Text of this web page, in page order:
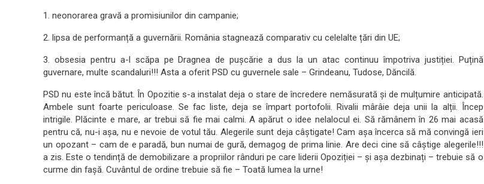
1. neonorarea gravă a promisiunilor din campanie;
2. lipsa de performanță a guvernării. România stagnează comparativ cu celelalte țări din UE;
3. obsesia pentru a-l scăpa pe Dragnea de pușcărie a dus la un atac continuu împotriva justiției. Puțină
guvernare, multe scandaluri!!! Asta a oferit PSD cu guvernele sale – Grindeanu, Tudose, Dăncilă.
PSD nu este încă bătut. În Opozitie s-a instalat deja o stare de încredere nemăsurată și de mulțumire anticipată.
Ambele sunt foarte periculoase. Se fac liste, deja se împart portofolii. Rivalii mârâie deja unii la alții. Încep
intrigile. Plăcinte e mare, ar trebui să fie mai calmi. A apărut o idee nelalocul ei. Să rămânem în 26 mai acasă
pentru că, nu-i așa, nu e nevoie de votul tău. Alegerile sunt deja câștigate! Cam așa încerca să mă convingă ieri
un opozant – cam de e paradă, bun numai de gură, demagog de prima linie. Are deci cine să câștige alegerile!!!
a zis. Este o tendință de demobilizare a propriilor rânduri pe care liderii Opoziției – și așa dezbinați – trebuie să o
curme din fașă. Cuvântul de ordine trebuie să fie – Toată lumea la urne!